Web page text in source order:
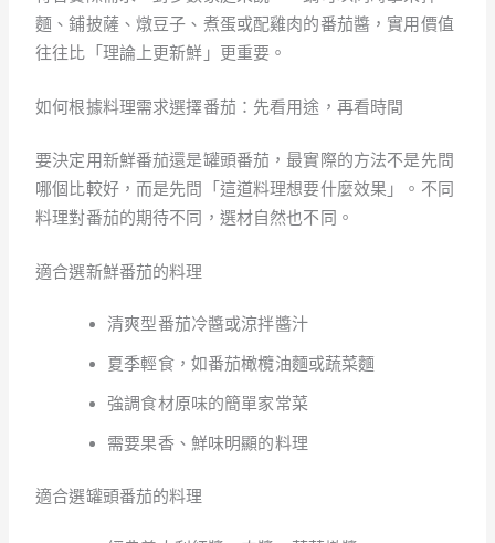
麵、鋪披薩、燉豆子、煮蛋或配雞肉的番茄醬，實用價值
往往比「理論上更新鮮」更重要。
如何根據料理需求選擇番茄：先看用途，再看時間
要決定用新鮮番茄還是罐頭番茄，最實際的方法不是先問
哪個比較好，而是先問「這道料理想要什麼效果」。不同
料理對番茄的期待不同，選材自然也不同。
適合選新鮮番茄的料理
清爽型番茄冷醬或涼拌醬汁
夏季輕食，如番茄橄欖油麵或蔬菜麵
強調食材原味的簡單家常菜
需要果香、鮮味明顯的料理
適合選罐頭番茄的料理